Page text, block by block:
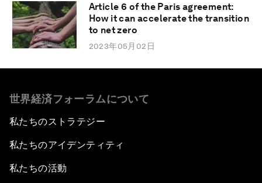
Article 6 of the Paris agreement:
How it can accelerate the transition
to net zero
2023年05月02日
世界経済フォーラムについて
私たちのストラテジー
私たちのアイデンティティ
私たちの活動